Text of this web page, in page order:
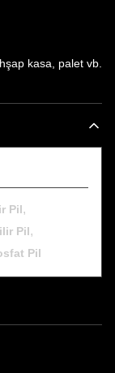
kasa, palet vb.
Pil,
Pil,
Pil